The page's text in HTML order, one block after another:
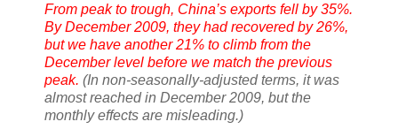
From peak to trough, China’s exports fell by 35%.
By December 2009, they had recovered by 26%,
but we have another 21% to climb from the
December level before we match the previous
peak. (In non-seasonally-adjusted terms, it was
almost reached in December 2009, but the
monthly effects are misleading.)